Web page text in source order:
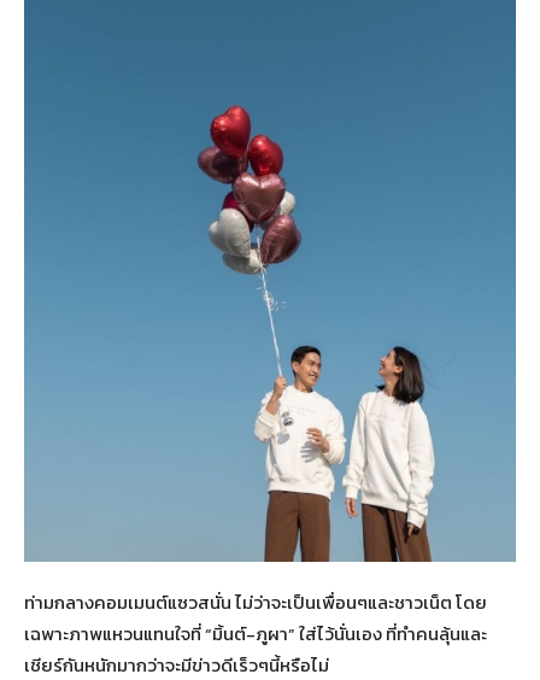
ท่ามกลางคอมเมนต์แซวสนั่น ไม่ว่าจะเป็นเพื่อนๆและชาวเน็ต โดย
เฉพาะภาพแหวนแทนใจที่ “มิ้นต์-ภูผา” ใส่ไว้นั่นเอง ที่ทำคนลุ้นและ
เชียร์กันหนักมากว่าจะมีข่าวดีเร็วๆนี้หรือไม่